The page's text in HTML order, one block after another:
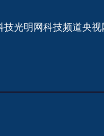
技光明网科技频道央视